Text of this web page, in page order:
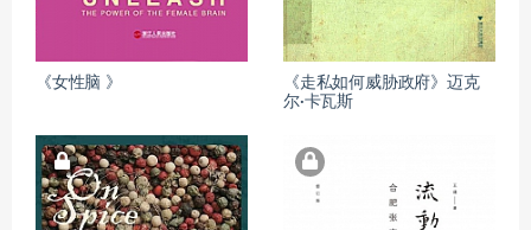
《女性脑 》
《走私如何威胁政府》迈克
尔·卡瓦斯